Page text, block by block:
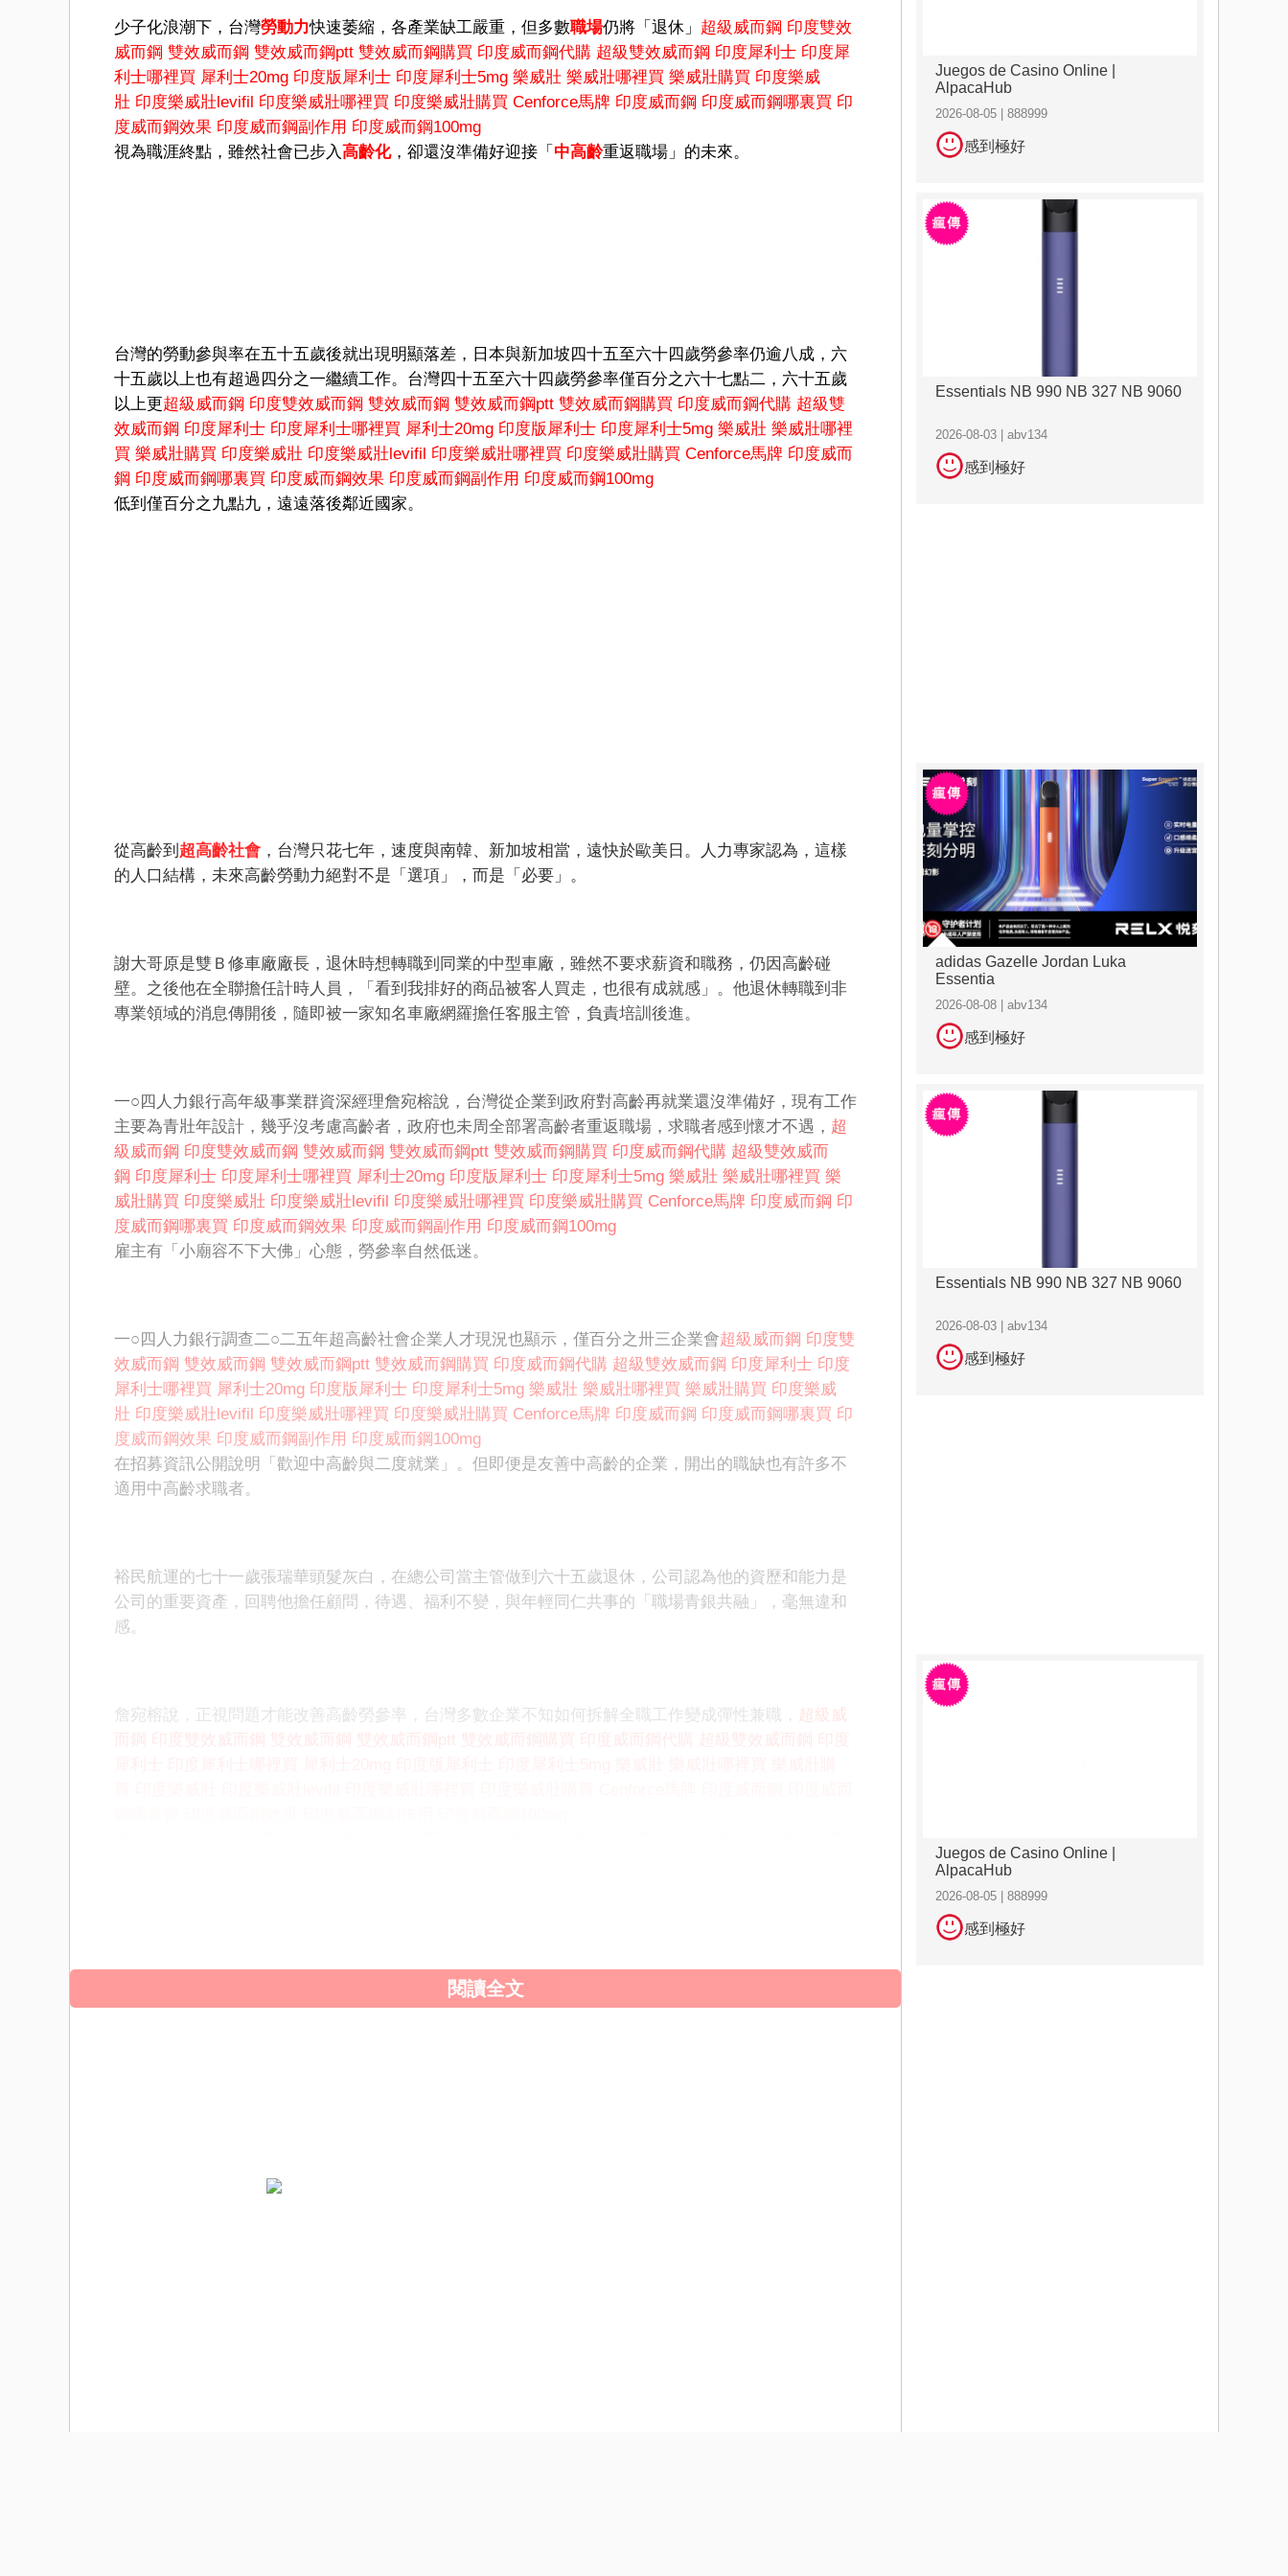
少子化浪潮下，台灣勞動力快速萎縮，各產業缺工嚴重，但多數職場仍將「退休」 超級威而鋼 印度雙效
威而鋼 雙效威而鋼 雙效威而鋼ptt 雙效威而鋼購買 印度威而鋼代購 超級雙效威而鋼 印度犀利士 印度犀
利士哪裡買 犀利士20mg 印度版犀利士 印度犀利士5mg 樂威壯 樂威壯哪裡買 樂威壯購買 印度樂威
壯 印度樂威壯levifil 印度樂威壯哪裡買 印度樂威壯購買 Cenforce馬牌 印度威而鋼 印度威而鋼哪裏買 印
度威而鋼效果 印度威而鋼副作用 印度威而鋼100mg
視為職涯終點，雖然社會已步入高齡化，卻還沒準備好迎接「 中高齡重返職場」的未來。
台灣的勞動參與率在五十五歲後就出現明顯落差，日本與新加坡四十五至六十四歲勞參率仍逾八成，六
十五歲以上也有超過四分之一繼續工作。台灣四十五至六十四歲勞參率僅百分之六十七點二，六十五歲
以上更超級威而鋼 印度雙效威而鋼 雙效威而鋼 雙效威而鋼ptt 雙效威而鋼購買 印度威而鋼代購 超級雙
效威而鋼 印度犀利士 印度犀利士哪裡買 犀利士20mg 印度版犀利士 印度犀利士5mg 樂威壯 樂威壯哪裡
買 樂威壯購買 印度樂威壯 印度樂威壯levifil 印度樂威壯哪裡買 印度樂威壯購買 Cenforce馬牌 印度威而
鋼 印度威而鋼哪裏買 印度威而鋼效果 印度威而鋼副作用 印度威而鋼100mg
低到僅百分之九點九，遠遠落後鄰近國家。
從高齡到 超高齡社會 ，台灣只花七年，速度與南韓、新加坡相當，遠快於歐美日。人力專家認為，這樣
的人口結構，未來高齡勞動力絕對不是「選項」，而是「必要」。
謝大哥原是雙Ｂ修車廠廠長，退休時想轉職到同業的中型車廠，雖然不要求薪資和職務，仍因高齡碰
壁。之後他在全聯擔任計時人員，「看到我排好的商品被客人買走，也很有成就感」。他退休轉職到非
專業領域的消息傳開後，隨即被一家知名車廠網羅擔任客服主管，負責培訓後進。
一○四人力銀行高年級事業群資深經理詹宛榕說，台灣從企業到政府對高齡再就業還沒準備好，現有工作
主要為青壯年設計，幾乎沒考慮高齡者，政府也未周全部署高齡者重返職場，求職者感到懷才不遇， 超
級威而鋼 印度雙效威而鋼 雙效威而鋼 雙效威而鋼ptt 雙效威而鋼購買 印度威而鋼代購 超級雙效威而
鋼 印度犀利士 印度犀利士哪裡買 犀利士20mg 印度版犀利士 印度犀利士5mg 樂威壯 樂威壯哪裡買 樂
威壯購買 印度樂威壯 印度樂威壯levifil 印度樂威壯哪裡買 印度樂威壯購買 Cenforce馬牌 印度威而鋼 印
度威而鋼哪裏買 印度威而鋼效果 印度威而鋼副作用 印度威而鋼100mg
雇主有「小廟容不下大佛」心態，勞參率自然低迷。
一○四人力銀行調查二○二五年超高齡社會企業人才現況也顯示，僅百分之卅三企業會超級威而鋼 印度雙
效威而鋼 雙效威而鋼 雙效威而鋼ptt 雙效威而鋼購買 印度威而鋼代購 超級雙效威而鋼 印度犀利士 印度
犀利士哪裡買 犀利士20mg 印度版犀利士 印度犀利士5mg 樂威壯 樂威壯哪裡買 樂威壯購買 印度樂威
壯 印度樂威壯levifil 印度樂威壯哪裡買 印度樂威壯購買 Cenforce馬牌 印度威而鋼 印度威而鋼哪裏買 印
度威而鋼效果 印度威而鋼副作用 印度威而鋼100mg
在招募資訊公開說明「歡迎中高齡與二度就業」。但即便是友善中高齡的企業，開出的職缺也有許多不
適用中高齡求職者。
裕民航運的七十一歲張瑞華頭髮灰白，在總公司當主管做到六十五歲退休，公司認為他的資歷和能力是
公司的重要資產，回聘他擔任顧問，待遇、福利不變，與年輕同仁共事的「職場青銀共融」，毫無違和
感。
詹宛榕說，正視問題才能改善高齡勞參率，台灣多數企業不知如何拆解全職工作變成彈性兼職， 超級威
閱讀全文
Juegos de Casino Online |
AlpacaHub
2026-08-05 | 888999
感到極好
Essentials NB 990 NB 327 NB 9060
2026-08-03 | abv134
感到極好
adidas Gazelle Jordan Luka
Essentia
2026-08-08 | abv134
感到極好
Essentials NB 990 NB 327 NB 9060
2026-08-03 | abv134
感到極好
Juegos de Casino Online |
AlpacaHub
2026-08-05 | 888999
感到極好